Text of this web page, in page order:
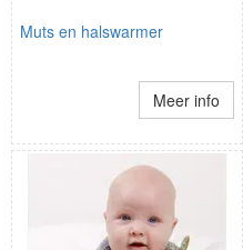
Muts en halswarmer
Meer info